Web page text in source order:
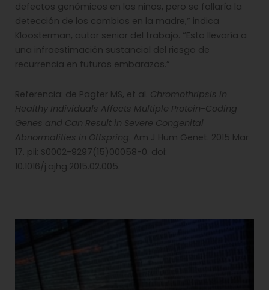
defectos genómicos en los niños, pero se fallaría la
detección de los cambios en la madre,” indica
Kloosterman, autor senior del trabajo. “Esto llevaría a
una infraestimación sustancial del riesgo de
recurrencia en futuros embarazos.”
Referencia: de Pagter MS, et al. Chromothripsis in
Healthy Individuals Affects Multiple Protein-Coding
Genes and Can Result in Severe Congenital
Abnormalities in Offspring. Am J Hum Genet. 2015 Mar
17. pii: S0002-9297(15)00058-0. doi:
10.1016/j.ajhg.2015.02.005.